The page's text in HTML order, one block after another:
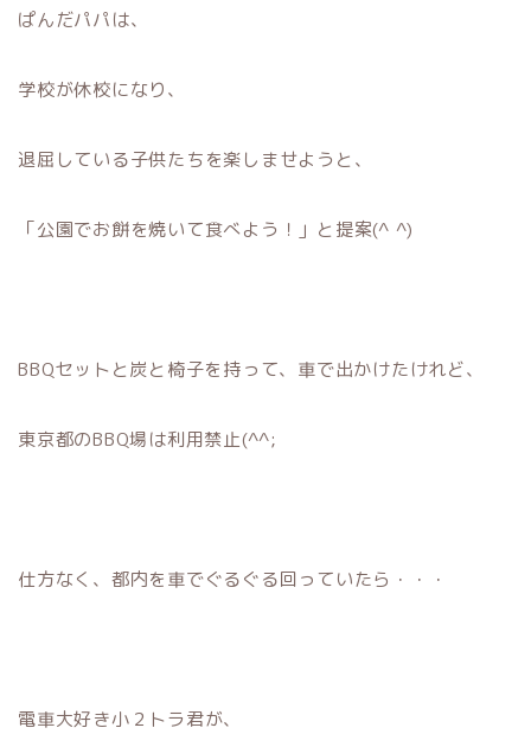
ぱんだパパは、
学校が休校になり、
退屈している子供たちを楽しませようと、
「公園でお餅を焼いて食べよう！」と提案(^ ^)
BBQセットと炭と椅子を持って、車で出かけたけれど、
東京都のBBQ場は利用禁止(^^;
仕方なく、都内を車でぐるぐる回っていたら・・・
電車大好き小２トラ君が、